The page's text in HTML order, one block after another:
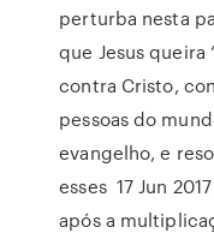
perturba nesta
que Jesus
contra Cristo,
pessoas do
evangelho, e
esses 17 Jun
após a